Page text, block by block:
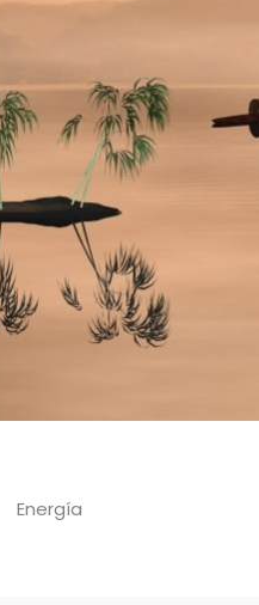
Energía